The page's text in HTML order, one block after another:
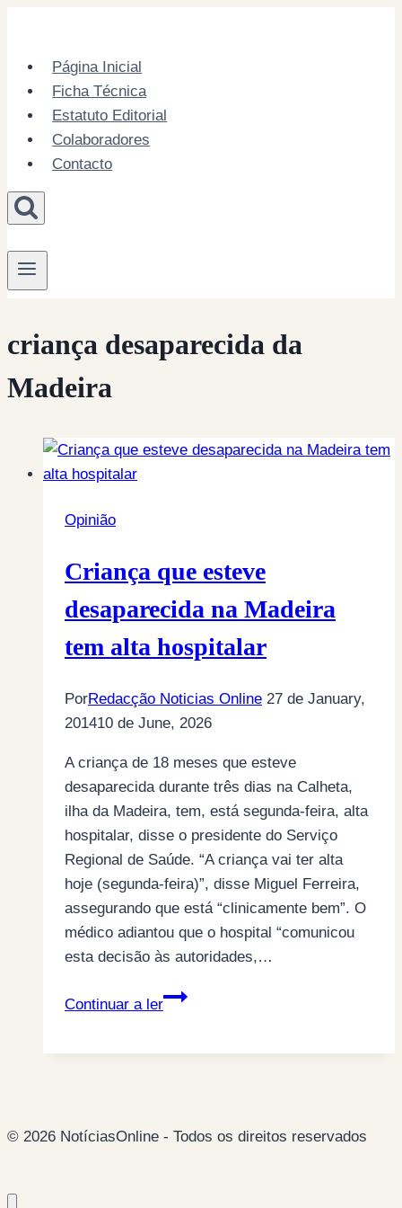
contentPágina Inicial
Ficha Técnica
Estatuto Editorial
Colaboradores
Contacto
criança desaparecida da
Madeira
Opinião
Criança que esteve
desaparecida na Madeira
tem alta hospitalar
PorRedacção Noticias Online 27 de January,
201410 de June, 2026
A criança de 18 meses que esteve
desaparecida durante três dias na Calheta,
ilha da Madeira, tem, está segunda-feira, alta
hospitalar, disse o presidente do Serviço
Regional de Saúde. “A criança vai ter alta
hoje (segunda-feira)”, disse Miguel Ferreira,
assegurando que está “clinicamente bem”. O
médico adiantou que o hospital “comunicou
esta decisão às autoridades,…
Continuar a ler
Criança
tem
© 2026 NotíciasOnline - Todos os direitos reservados